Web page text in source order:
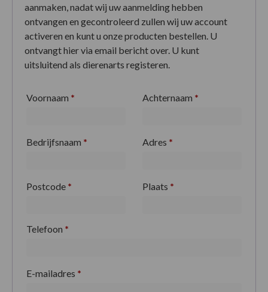
aanmaken, nadat wij uw aanmelding hebben
ontvangen en gecontroleerd zullen wij uw account
activeren en kunt u onze producten bestellen. U
ontvangt hier via email bericht over. U kunt
uitsluitend als dierenarts registeren.
Voornaam * Achternaam *
Bedrijfsnaam * Adres *
Postcode * Plaats *
Telefoon *
E-mailadres *